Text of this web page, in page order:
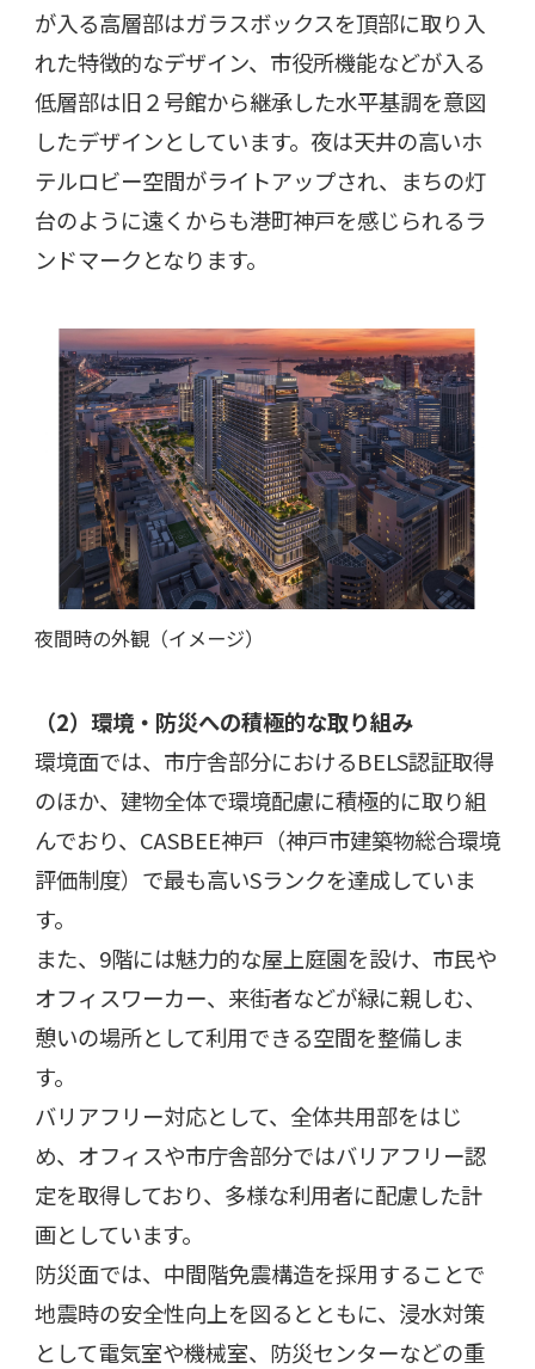
が入る高層部はガラスボックスを頂部に取り入
れた特徴的なデザイン、市役所機能などが入る
低層部は旧２号館から継承した水平基調を意図
したデザインとしています。夜は天井の高いホ
テルロビー空間がライトアップされ、まちの灯
台のように遠くからも港町神戸を感じられるラ
ンドマークとなります。
夜間時の外観（イメージ）
（2） 環境・防災への積極的な取り組み
環境面では、市庁舎部分におけるBELS認証取得
のほか、建物全体で環境配慮に積極的に取り組
んでおり、CASBEE神戸（神戸市建築物総合環境
評価制度）で最も高いSランクを達成していま
す。
また、 9階には魅力的な屋上庭園を設け、市民や
オフィスワーカー、来街者などが緑に親しむ、
憩いの場所として利用できる空間を整備しま
す。
バリアフリー対応として、全体共用部をはじ
め、オフィスや市庁舎部分ではバリアフリー認
定を取得しており、多様な利用者に配慮した計
画としています。
防災面では、中間階免震構造を採用することで
地震時の安全性向上を図るとともに、浸水対策
として電気室や機械室、防災センターなどの重